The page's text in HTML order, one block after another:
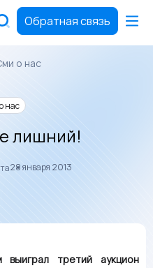
Обратная связь
о нас
нас
лишний!
28 января 2013
выиграл третий аукцион